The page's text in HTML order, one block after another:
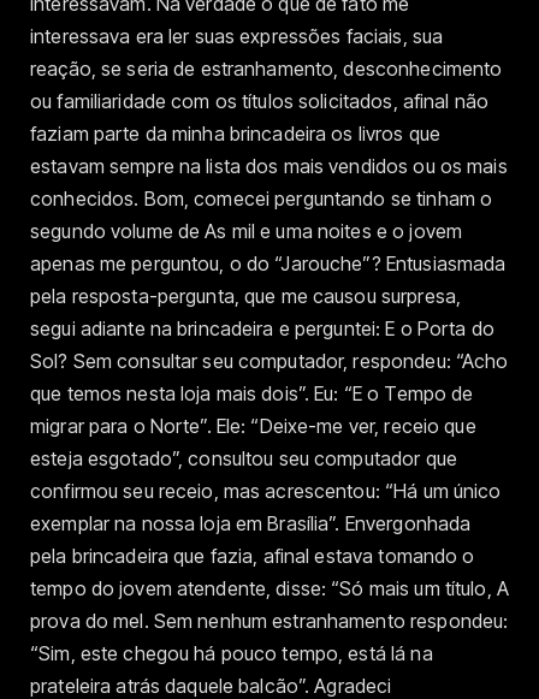
interessava era ler suas expressões faciais, sua
reação, se seria de estranhamento, desconhecimento
ou familiaridade com os títulos solicitados, afinal não
faziam parte da minha brincadeira os livros que
estavam sempre na lista dos mais vendidos ou os mais
conhecidos. Bom, comecei perguntando se tinham o
segundo volume de As mil e uma noites e o jovem
apenas me perguntou, o do “Jarouche”? Entusiasmada
pela resposta-pergunta, que me causou surpresa,
segui adiante na brincadeira e perguntei: E o Porta do
Sol? Sem consultar seu computador, respondeu: “Acho
que temos nesta loja mais dois”. Eu: “E o Tempo de
migrar para o Norte”. Ele: “Deixe-me ver, receio que
esteja esgotado”, consultou seu computador que
confirmou seu receio, mas acrescentou: “Há um único
exemplar na nossa loja em Brasília”. Envergonhada
pela brincadeira que fazia, afinal estava tomando o
tempo do jovem atendente, disse: “Só mais um título, A
prova do mel. Sem nenhum estranhamento respondeu:
“Sim, este chegou há pouco tempo, está lá na
prateleira atrás daquele balcão”. Agradeci